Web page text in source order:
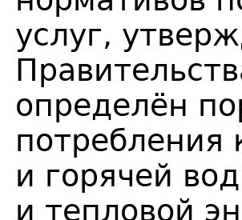
услуг,
определён
потребления
и горячей
и тепловой